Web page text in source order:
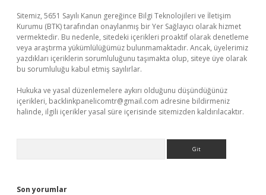
Sitemiz, 5651 Sayılı Kanun gereğince Bilgi Teknolojileri ve İletişim
Kurumu (BTK) tarafından onaylanmış bir Yer Sağlayıcı olarak hizmet
vermektedir. Bu nedenle, sitedeki içerikleri proaktif olarak denetleme
veya araştırma yükümlülüğümüz bulunmamaktadır. Ancak, üyelerimiz
yazdıkları içeriklerin sorumluluğunu taşımakta olup, siteye üye olarak
bu sorumluluğu kabul etmiş sayılırlar.
Hukuka ve yasal düzenlemelere aykırı olduğunu düşündüğünüz
içerikleri, backlinkpanelicomtr@gmail.com adresine bildirmeniz
halinde, ilgili içerikler yasal süre içerisinde sitemizden kaldırılacaktır.
Son yorumlar